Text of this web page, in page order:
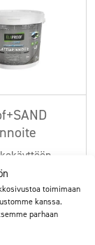
toimimaan
kanssa.
parhaan